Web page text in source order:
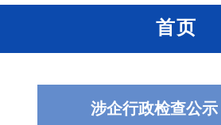
首页
涉企行政检查公示